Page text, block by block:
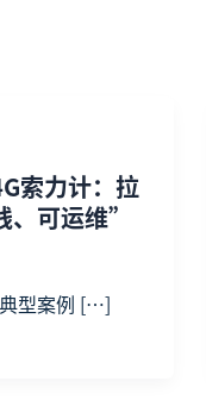
索力计：拉
可运维”
型案例 […]